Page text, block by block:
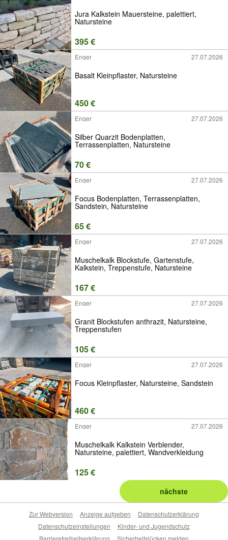
Jura Kalkstein Mauersteine, palettiert,
Natursteine
395 €
Enger 27.07.2026
Basalt Kleinpflaster, Natursteine
450 €
Enger 27.07.2026
Silber Quarzit Bodenplatten,
Terrassenplatten, Natursteine
70 €
Enger 27.07.2026
Focus Bodenplatten, Terrassenplatten,
Sandstein, Natursteine
65 €
Enger 27.07.2026
Muschelkalk Blockstufe, Gartenstufe,
Kalkstein, Treppenstufe, Natursteine
167 €
Enger 27.07.2026
Granit Blockstufen anthrazit, Natursteine,
Treppenstufen
105 €
Enger 27.07.2026
Focus Kleinpflaster, Natursteine, Sandstein
460 €
Enger 27.07.2026
Muschelkalk Kalkstein Verblender,
Natursteine, palettiert, Wandverkleidung
125 €
nächste
Zur Webversion Anzeige aufgeben
Datenschutzerklärung
Datenschutzeinstellungen
Kinder- und Jugendschutz
Barrierefreiheitserklärung
Sicherheitslücken melden